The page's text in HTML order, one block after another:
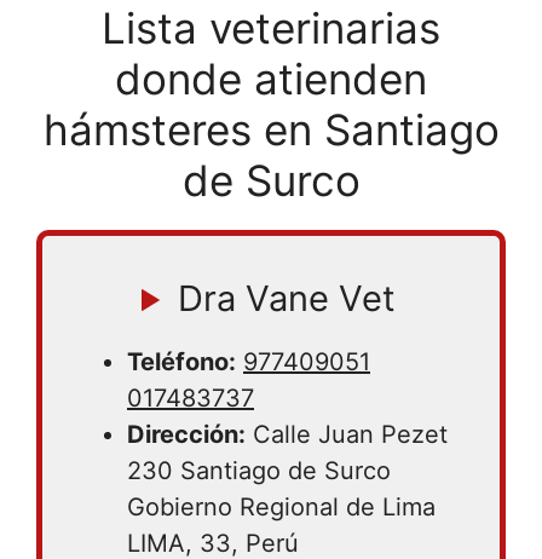
Lista veterinarias
donde atienden
hámsteres en Santiago
de Surco
Dra Vane Vet
Teléfono: 977409051
017483737
Dirección: Calle Juan Pezet
230 Santiago de Surco
Gobierno Regional de Lima
LIMA, 33, Perú